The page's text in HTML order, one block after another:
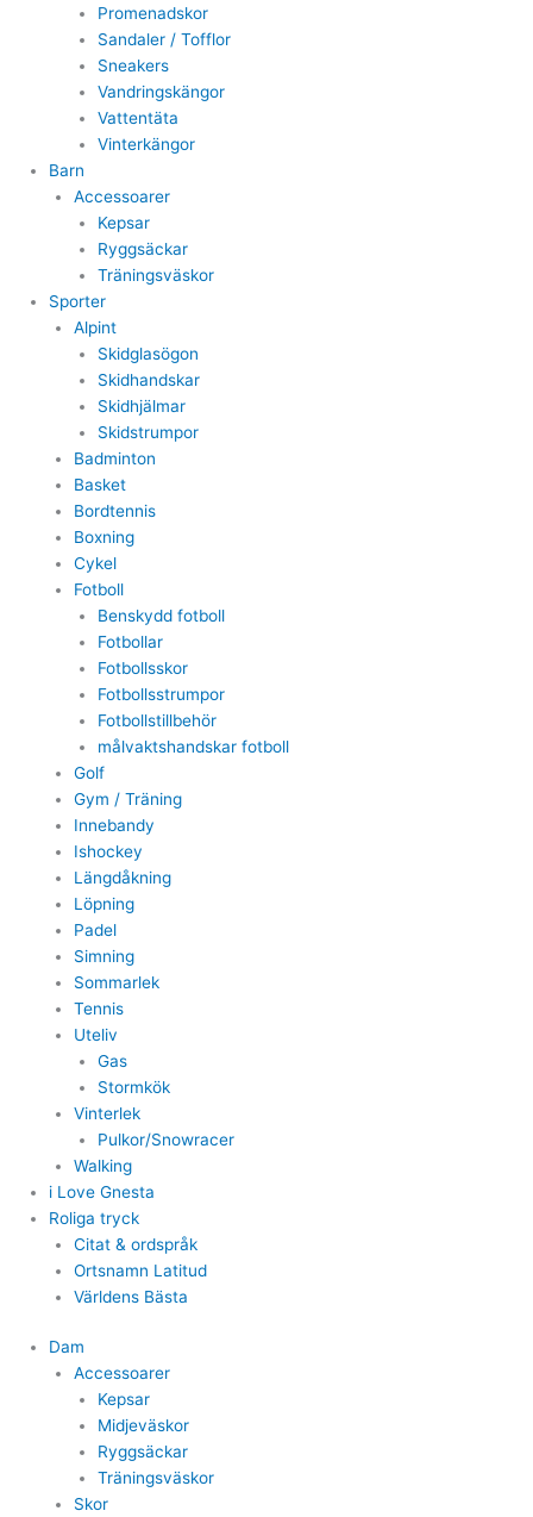
Promenadskor
Sandaler / Tofflor
Sneakers
Vandringskängor
Vattentäta
Vinterkängor
Barn
Accessoarer
Kepsar
Ryggsäckar
Träningsväskor
Sporter
Alpint
Skidglasögon
Skidhandskar
Skidhjälmar
Skidstrumpor
Badminton
Basket
Bordtennis
Boxning
Cykel
Fotboll
Benskydd fotboll
Fotbollar
Fotbollsskor
Fotbollsstrumpor
Fotbollstillbehör
målvaktshandskar fotboll
Golf
Gym / Träning
Innebandy
Ishockey
Längdåkning
Löpning
Padel
Simning
Sommarlek
Tennis
Uteliv
Gas
Stormkök
Vinterlek
Pulkor/Snowracer
Walking
i Love Gnesta
Roliga tryck
Citat & ordspråk
Ortsnamn Latitud
Världens Bästa
Dam
Accessoarer
Kepsar
Midjeväskor
Ryggsäckar
Träningsväskor
Skor